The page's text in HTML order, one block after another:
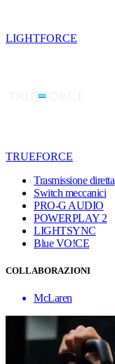
LIGHTFORCE
TRUEFORCE
Trasmissione diretta
Switch meccanici
PRO-G AUDIO
POWERPLAY 2
LIGHTSYNC
Blue VO!CE
COLLABORAZIONI
McLaren